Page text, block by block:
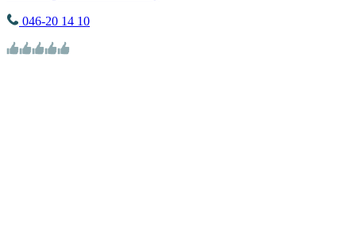
046-20 14 10